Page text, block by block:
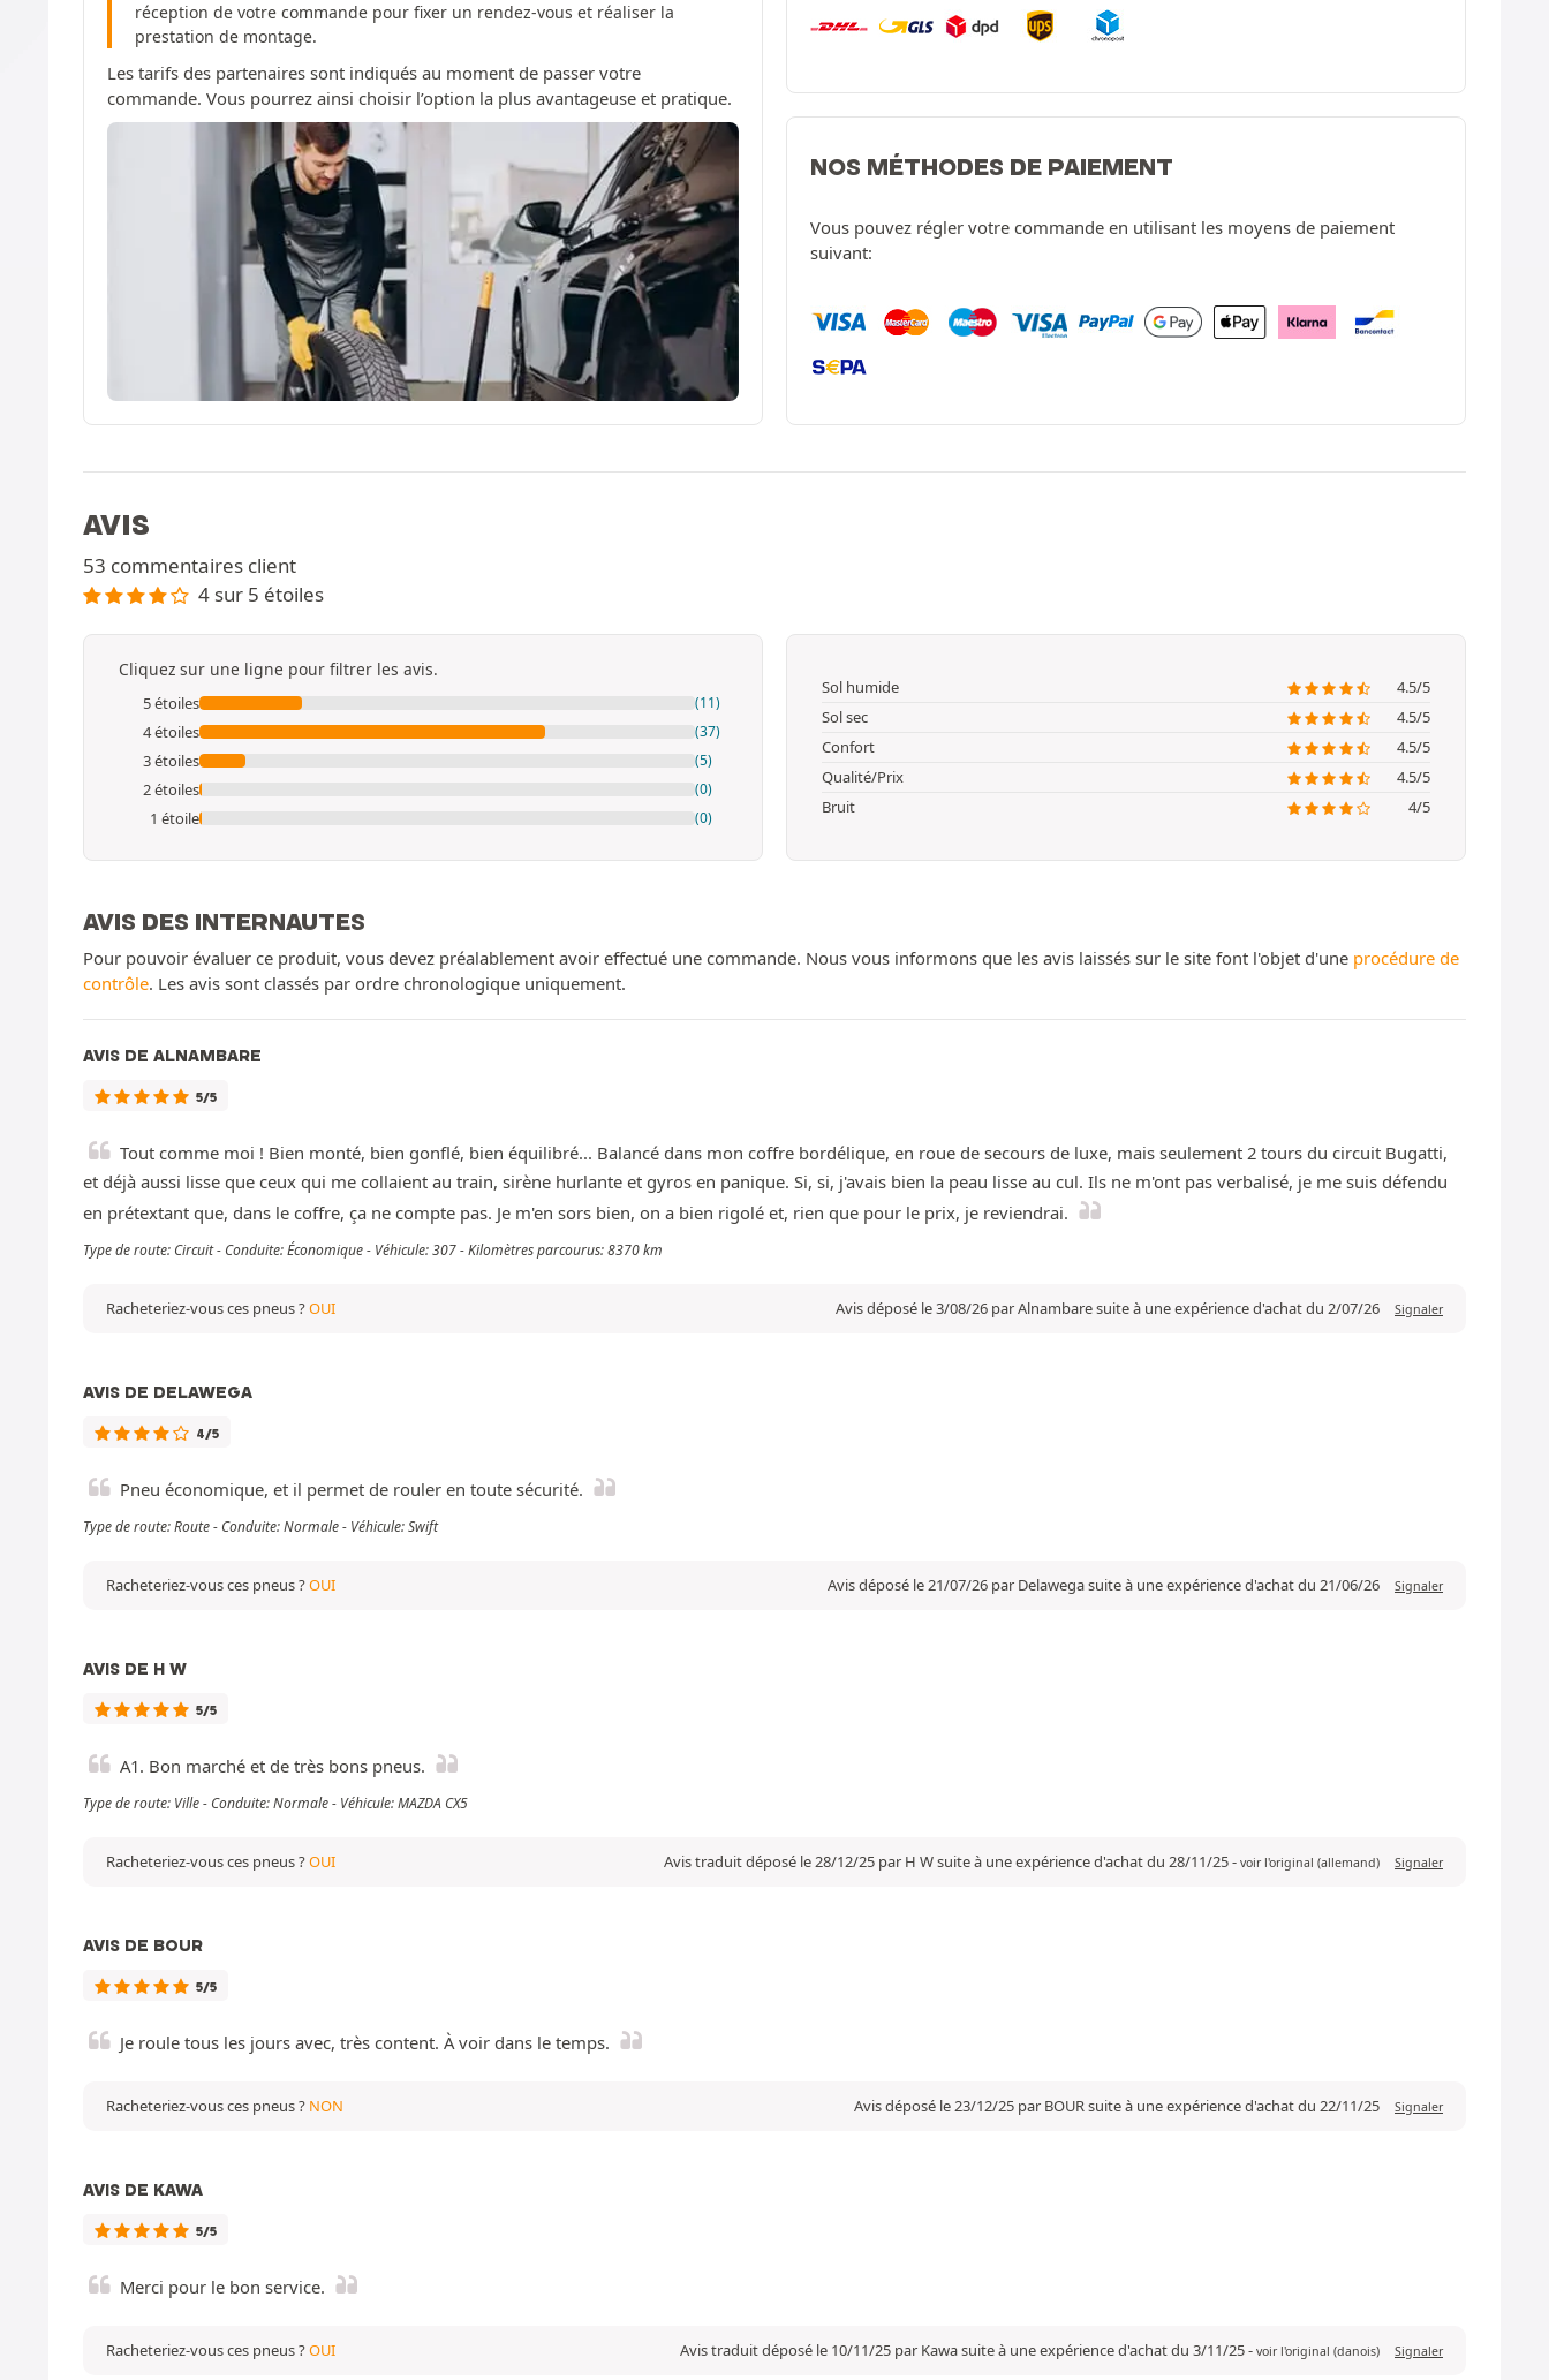
réception de votre commande pour fixer un rendez-vous et réaliser la
prestation de montage.
Les tarifs des partenaires sont indiqués au moment de passer votre
commande. Vous pourrez ainsi choisir l’option la plus avantageuse et pratique.
NOS MÉTHODES DE PAIEMENT
Vous pouvez régler votre commande en utilisant les moyens de paiement
suivant:
AVIS
53 commentaires client
4 sur 5 étoiles
Cliquez sur une ligne pour filtrer les avis.
5 étoiles (11)
4 étoiles (37)
3 étoiles (5)
2 étoiles (0)
1 étoile (0)
Sol humide
4.5/5
Sol sec
4.5/5
Confort
4.5/5
Qualité/Prix
4.5/5
Bruit
4/5
AVIS DES INTERNAUTES
Pour pouvoir évaluer ce produit, vous devez préalablement avoir effectué une commande. Nous vous informons que les avis laissés sur le site font l'objet d'une procédure de
contrôle. Les avis sont classés par ordre chronologique uniquement.
AVIS DE ALNAMBARE
5/5
Tout comme moi ! Bien monté, bien gonflé, bien équilibré... Balancé dans mon coffre bordélique, en roue de secours de luxe, mais seulement 2 tours du circuit Bugatti,
et déjà aussi lisse que ceux qui me collaient au train, sirène hurlante et gyros en panique. Si, si, j'avais bien la peau lisse au cul. Ils ne m'ont pas verbalisé, je me suis défendu
en prétextant que, dans le coffre, ça ne compte pas. Je m'en sors bien, on a bien rigolé et, rien que pour le prix, je reviendrai.
Type de route: Circuit - Conduite: Économique - Véhicule: 307 - Kilomètres parcourus: 8370 km
Avis déposé le 3/08/26 par Alnambare suite à une expérience d'achat du 2/07/26 Signaler
Racheteriez-vous ces pneus ?OUI
AVIS DE DELAWEGA
4/5
Pneu économique, et il permet de rouler en toute sécurité.
Type de route: Route - Conduite: Normale - Véhicule: Swift
Avis déposé le 21/07/26 par Delawega suite à une expérience d'achat du 21/06/26 Signaler
Racheteriez-vous ces pneus ?OUI
AVIS DE H W
5/5
A1. Bon marché et de très bons pneus.
Type de route: Ville - Conduite: Normale - Véhicule: MAZDA CX5
Avis traduit déposé le 28/12/25 par H W suite à une expérience d'achat du 28/11/25- voir l'original (allemand) Signaler
Racheteriez-vous ces pneus ?OUI
AVIS DE BOUR
5/5
Je roule tous les jours avec, très content. À voir dans le temps.
Avis déposé le 23/12/25 par BOUR suite à une expérience d'achat du 22/11/25 Signaler
Racheteriez-vous ces pneus ? NON
AVIS DE KAWA
5/5
Merci pour le bon service.
Avis traduit déposé le 10/11/25 par Kawa suite à une expérience d'achat du 3/11/25- voir l'original (danois) Signaler
Racheteriez-vous ces pneus ?OUI